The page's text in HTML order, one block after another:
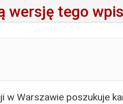
wersję tego
w Warszawie poszukuje